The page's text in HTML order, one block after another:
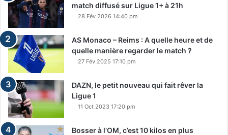
match diffusé sur Ligue 1+ à 21h
28 Fév 2026 14:40 pm
AS Monaco – Reims : A quelle heure et de
quelle manière regarder le match ?
27 Fév 2025 17:10 pm
DAZN, le petit nouveau qui fait rêver la
Ligue 1
11 Oct 2023 17:20 pm
Bosser à l’OM, c’est 10 kilos en plus